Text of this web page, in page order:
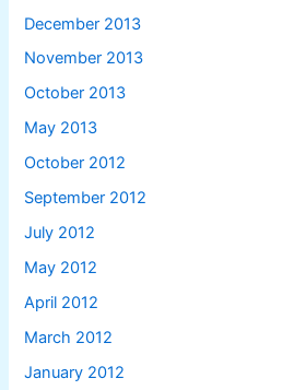
December 2013
November 2013
October 2013
May 2013
October 2012
September 2012
July 2012
May 2012
April 2012
March 2012
January 2012